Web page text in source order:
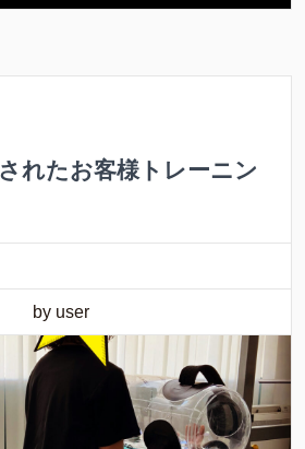
れたお客様トレーニン
by user